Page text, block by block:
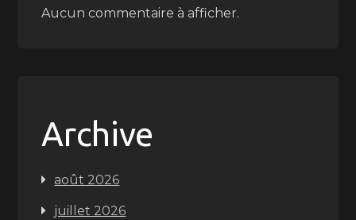
Aucun commentaire à afficher.
Archive
août 2026
juillet 2026